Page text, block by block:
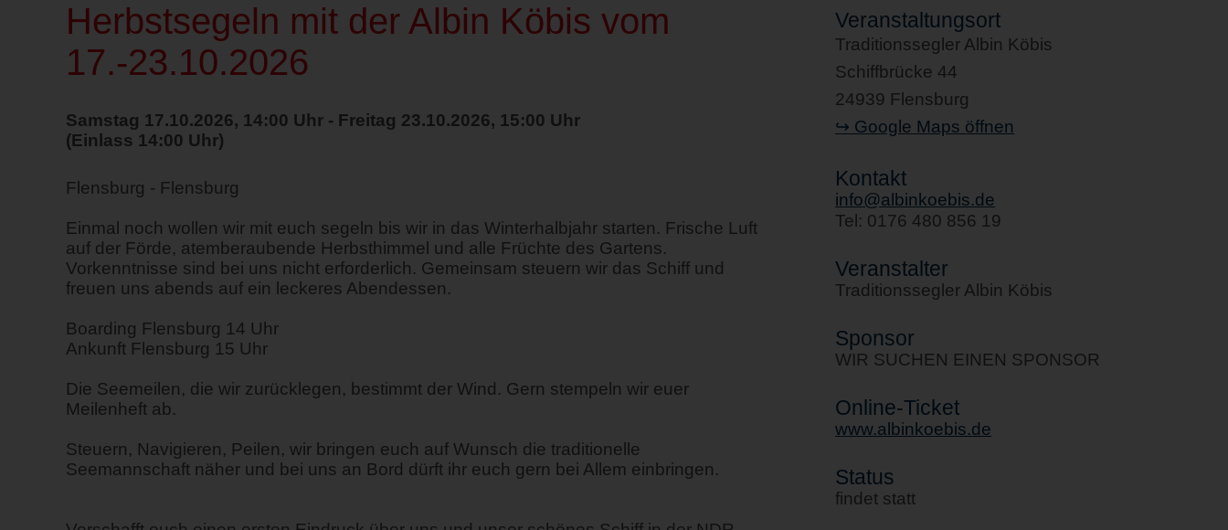
Herbstsegeln mit der Albin Köbis vom
17.-23.10.2026
Samstag 17.10.2026, 14:00 Uhr - Freitag 23.10.2026, 15:00 Uhr
(Einlass 14:00 Uhr)
Flensburg - Flensburg
Einmal noch wollen wir mit euch segeln bis wir in das Winterhalbjahr starten. Frische Luft
auf der Förde, atemberaubende Herbsthimmel und alle Früchte des Gartens.
Vorkenntnisse sind bei uns nicht erforderlich. Gemeinsam steuern wir das Schiff und
freuen uns abends auf ein leckeres Abendessen.
Boarding Flensburg 14 Uhr
Ankunft Flensburg 15 Uhr
Die Seemeilen, die wir zurücklegen, bestimmt der Wind. Gern stempeln wir euer
Meilenheft ab.
Steuern, Navigieren, Peilen, wir bringen euch auf Wunsch die traditionelle
Seemannschaft näher und bei uns an Bord dürft ihr euch gern bei Allem einbringen.
Veranstaltungsort
Traditionssegler Albin Köbis
Schiffbrücke 44
24939 Flensburg
↪ Google Maps öffnen
Kontakt
info@albinkoebis.de
Tel: 0176 480 856 19
Veranstalter
Traditionssegler Albin Köbis
Sponsor
WIR SUCHEN EINEN SPONSOR
Online-Ticket
www.albinkoebis.de
Status
findet statt